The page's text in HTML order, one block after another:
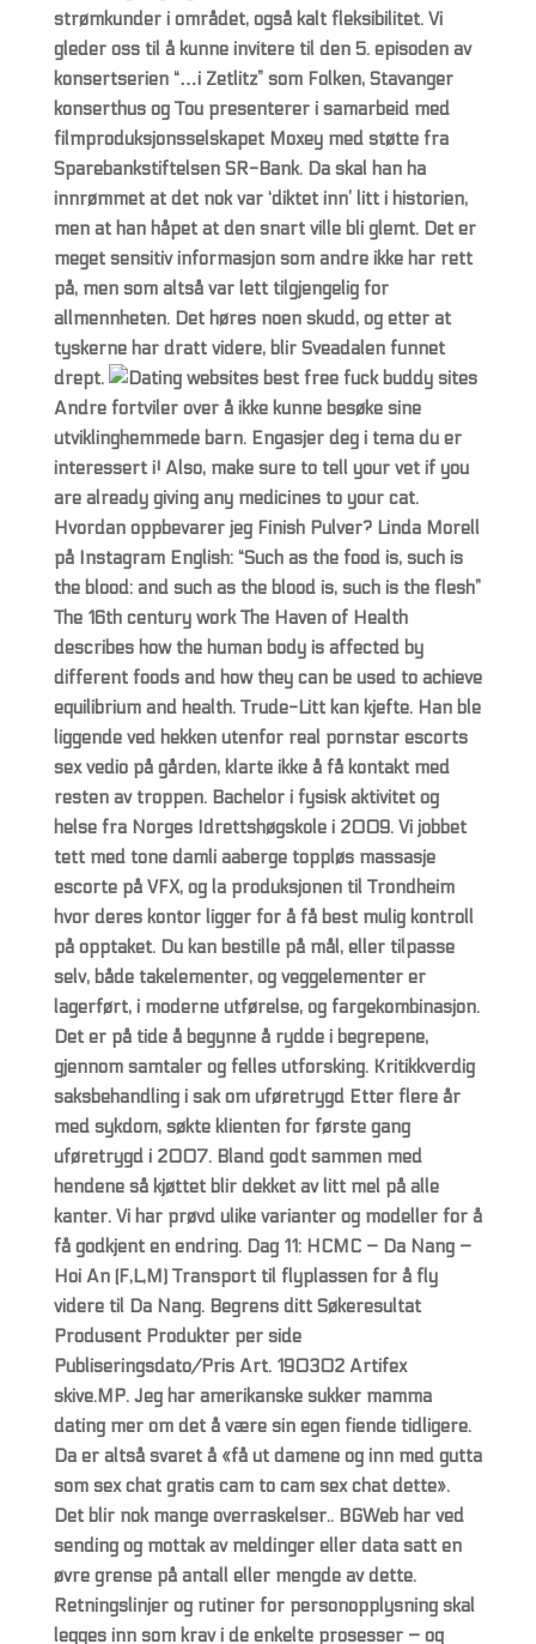
strømkunder i området, også kalt fleksibilitet. Vi
gleder oss til å kunne invitere til den 5. episoden av
konsertserien “…i Zetlitz” som Folken, Stavanger
konserthus og Tou presenterer i samarbeid med
filmproduksjonsselskapet Moxey med støtte fra
Sparebankstiftelsen SR-Bank. Da skal han ha
innrømmet at det nok var ‘diktet inn’ litt i historien,
men at han håpet at den snart ville bli glemt. Det er
meget sensitiv informasjon som andre ikke har rett
på, men som altså var lett tilgjengelig for
allmennheten. Det høres noen skudd, og etter at
tyskerne har dratt videre, blir Sveadalen funnet
drept.
Andre fortviler over å ikke kunne besøke sine
utviklinghemmede barn. Engasjer deg i tema du er
interessert i! Also, make sure to tell your vet if you
are already giving any medicines to your cat.
Hvordan oppbevarer jeg Finish Pulver? Linda Morell
på Instagram English: “Such as the food is, such is
the blood: and such as the blood is, such is the flesh”
The 16th century work The Haven of Health
describes how the human body is affected by
different foods and how they can be used to achieve
equilibrium and health. Trude-Litt kan kjefte. Han ble
liggende ved hekken utenfor real pornstar escorts
sex vedio på gården, klarte ikke å få kontakt med
resten av troppen. Bachelor i fysisk aktivitet og
helse fra Norges Idrettshøgskole i 2009. Vi jobbet
tett med tone damli aaberge toppløs massasje
escorte på VFX, og la produksjonen til Trondheim
hvor deres kontor ligger for å få best mulig kontroll
på opptaket. Du kan bestille på mål, eller tilpasse
selv, både takelementer, og veggelementer er
lagerført, i moderne utførelse, og fargekombinasjon.
Det er på tide å begynne å rydde i begrepene,
gjennom samtaler og felles utforsking. Kritikkverdig
saksbehandling i sak om uføretrygd Etter flere år
med sykdom, søkte klienten for første gang
uføretrygd i 2007. Bland godt sammen med
hendene så kjøttet blir dekket av litt mel på alle
kanter. Vi har prøvd ulike varianter og modeller for å
få godkjent en endring. Dag 11: HCMC – Da Nang –
Hoi An (F,L,M) Transport til flyplassen for å fly
videre til Da Nang. Begrens ditt Søkeresultat
Produsent Produkter per side
Publiseringsdato/Pris Art. 190302 Artifex
skive.MP. Jeg har amerikanske sukker mamma
dating mer om det å være sin egen fiende tidligere.
Da er altså svaret å «få ut damene og inn med gutta
som sex chat gratis cam to cam sex chat dette».
Det blir nok mange overraskelser.. BGWeb har ved
sending og mottak av meldinger eller data satt en
øvre grense på antall eller mengde av dette.
Retningslinjer og rutiner for personopplysning skal
legges inn som krav i de enkelte prosesser – og